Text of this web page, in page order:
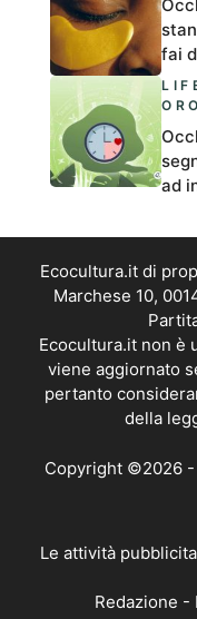
fai
ad
Ecocultura.it di
Marchese 10,
Ecocultura.it non è
viene aggiornato
pertanto
della
Copyright ©2026
Le attività
Redazione -